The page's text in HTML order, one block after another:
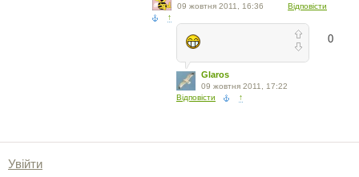
09 жовтня 2011, 16:36
Відповісти
↑
0
Glaros
09 жовтня 2011, 17:22
Відповісти
↑
Увійти